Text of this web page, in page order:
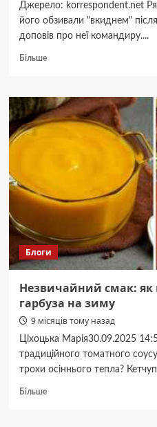
Джерело: korrespondent.net
його обзивали "вкиднем"
доповів про неї командиру....
БільшеДокладніше
у
Дніпрі:
стрілок
Блоги
Незвичайний смак: як
гарбуза на зиму
9 місяців тому назад
Ціхоцька Марія30.09.2025
традиційного томатного
трохи осіннього тепла? Кетчуп
БільшеДокладніше